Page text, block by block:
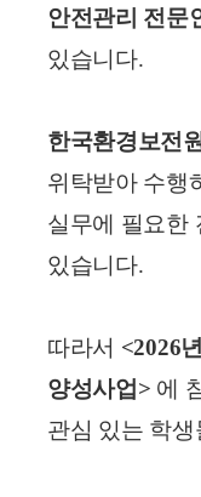
안전관리 전문
있습니다.
한국환경보전원
위탁받아 수행
실무에 필요한
있습니다.
따라서 <2026
양성사업> 에
관심 있는 학